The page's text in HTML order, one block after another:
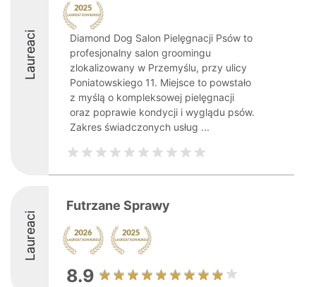
Laureaci
Diamond Dog Salon Pielęgnacji Psów to
profesjonalny salon groomingu
zlokalizowany w Przemyślu, przy ulicy
Poniatowskiego 11. Miejsce to powstało
z myślą o kompleksowej pielęgnacji
oraz poprawie kondycji i wyglądu psów.
Zakres świadczonych usług ...
Laureaci
Futrzane Sprawy
8.9